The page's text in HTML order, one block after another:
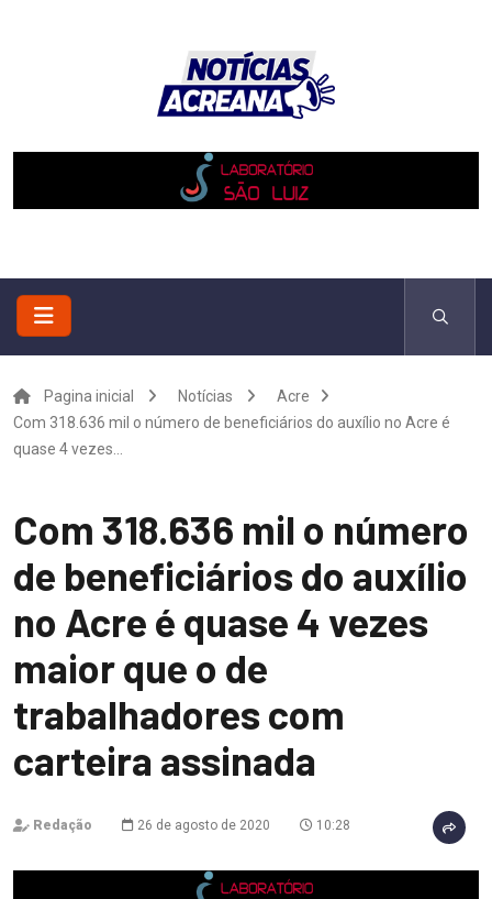
Pagina inicial Notícias
Acre
Com 318.636 mil o número de beneficiários do auxílio no Acre é
quase 4 vezes...
Com 318.636 mil o número
de beneficiários do auxílio
no Acre é quase 4 vezes
maior que o de
trabalhadores com
carteira assinada
Redação 26 de agosto de 2020 10:28